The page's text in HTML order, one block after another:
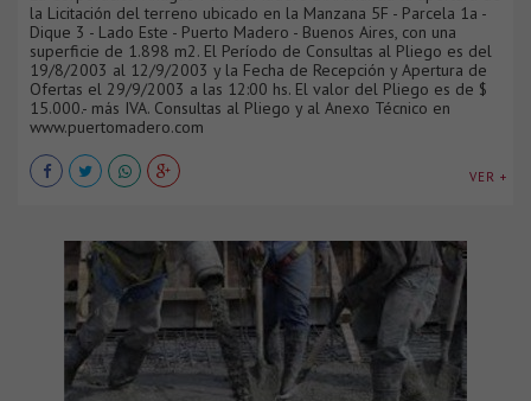
la Licitación del terreno ubicado en la Manzana 5F - Parcela 1a -
Dique 3 - Lado Este - Puerto Madero - Buenos Aires, con una
superficie de 1.898 m2. El Período de Consultas al Pliego es del
19/8/2003 al 12/9/2003 y la Fecha de Recepción y Apertura de
Ofertas el 29/9/2003 a las 12:00 hs. El valor del Pliego es de $
15.000.- más IVA. Consultas al Pliego y al Anexo Técnico en
www.puertomadero.com
VER +